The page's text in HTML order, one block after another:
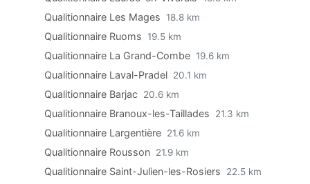
Qualitionnaire Les Mages 18.8 km
Qualitionnaire Ruoms 19.5 km
Qualitionnaire La Grand-Combe 19.6 km
Qualitionnaire Laval-Pradel 20.1 km
Qualitionnaire Barjac 20.6 km
Qualitionnaire Branoux-les-Taillades 21.3 km
Qualitionnaire Largentière 21.6 km
Qualitionnaire Rousson 21.9 km
Qualitionnaire Saint-Julien-les-Rosiers 22.5 km